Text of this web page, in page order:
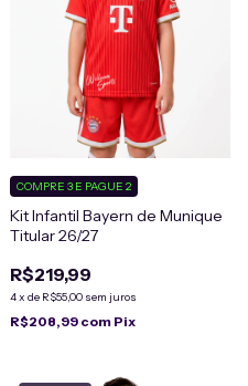
Kit Infantil Bayern de Munique
Titular 26/27
R$219,99
4x de R$55,00 sem juros
COMPRE 3 E PAGUE 2
R$208,99 com Pix